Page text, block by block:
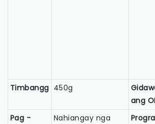
Timbangg 450g
ang
Pag -
Nahiangay nga